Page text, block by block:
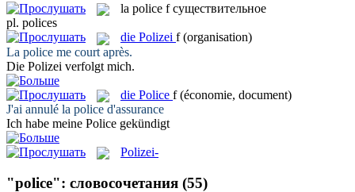
la police f существительное
pl. polices
die Polizei f (organisation)
La police me court après.
Die Polizei verfolgt mich.
die Police f (économie, document)
J'ai annulé la police d'assurance
Ich habe meine Police gekündigt
Polizei-
"police": словосочетания (55)